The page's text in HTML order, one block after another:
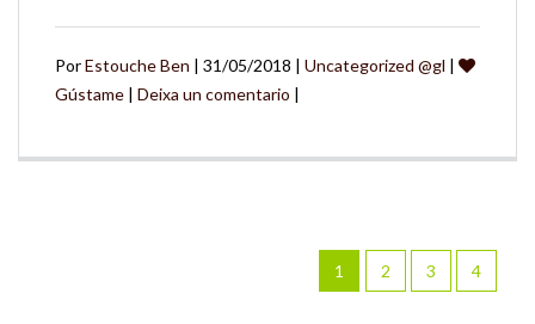
PorEstouche Ben | 31/05/2018 | Uncategorized @gl |
Gústame | Deixa un comentario |
1 2 3 4